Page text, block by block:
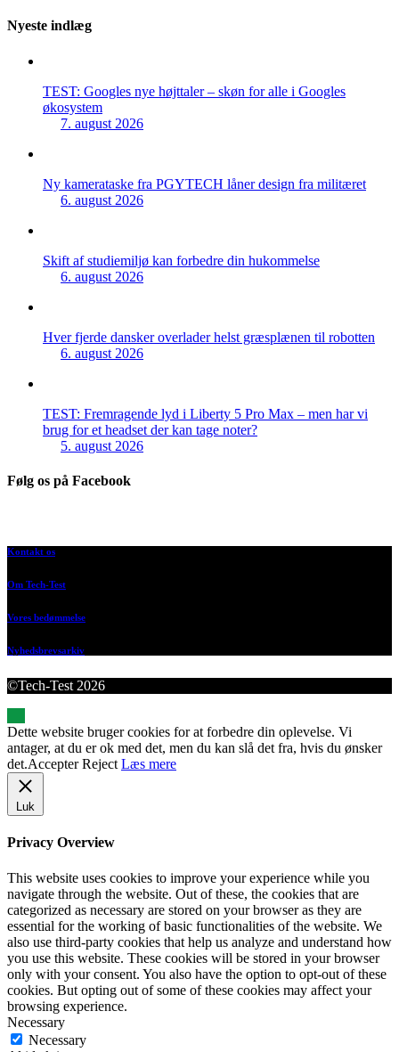
Nyeste indlæg
TEST: Googles nye højttaler – skøn for alle i Googles
økosystem
7. august 2026
Ny kamerataske fra PGYTECH låner design fra militæret
6. august 2026
Skift af studiemiljø kan forbedre din hukommelse
6. august 2026
Hver fjerde dansker overlader helst græsplænen til robotten
6. august 2026
TEST: Fremragende lyd i Liberty 5 Pro Max – men har vi
brug for et headset der kan tage noter?
5. august 2026
Følg os på Facebook
Kontakt os
Om Tech-Test
Vores bedømmelse
Nyhedsbrevsarkiv
©Tech-Test 2026
Dette website bruger cookies for at forbedre din oplevelse. Vi
antager, at du er ok med det, men du kan slå det fra, hvis du ønsker
det.Accepter Reject Læs mere
Luk
Privacy Overview
This website uses cookies to improve your experience while you
navigate through the website. Out of these, the cookies that are
categorized as necessary are stored on your browser as they are
essential for the working of basic functionalities of the website. We
also use third-party cookies that help us analyze and understand how
you use this website. These cookies will be stored in your browser
only with your consent. You also have the option to opt-out of these
cookies. But opting out of some of these cookies may affect your
browsing experience.
Necessary
Necessary